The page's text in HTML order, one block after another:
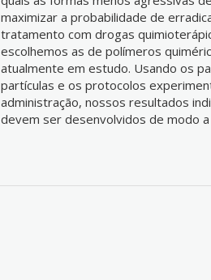
maximizar a probabilidade de
tratamento com drogas
escolhemos as de polímeros
atualmente em estudo. Usando os
partículas e os protocolos
administração, nossos resultados
devem ser desenvolvidos de modo